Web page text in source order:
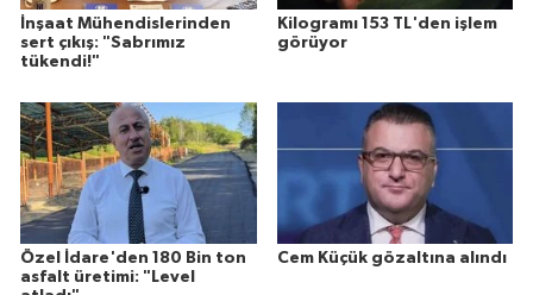
İnşaat Mühendislerinden
sert çıkış: "Sabrımız
tükendi!"
Kilogramı 153 TL'den işlem
görüyor
Özel İdare'den 180 Bin ton
asfalt üretimi: "Level
Cem Küçük gözaltına alındı